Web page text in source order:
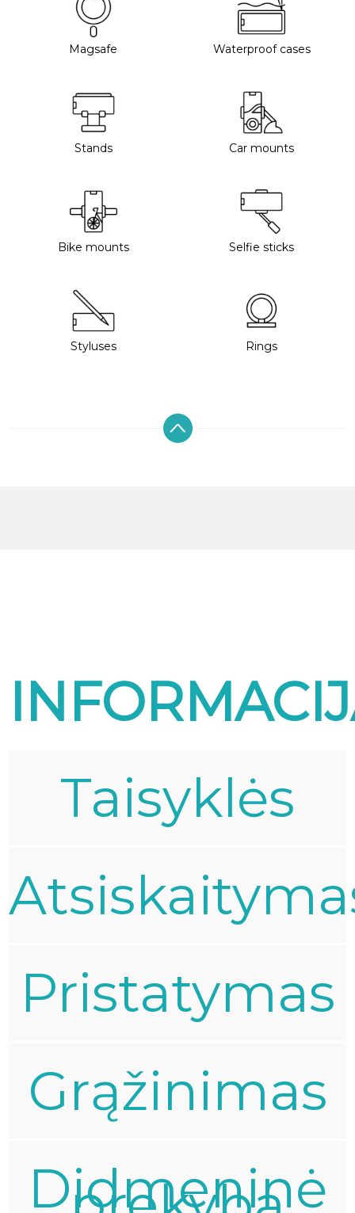
Magsafe Waterproof cases
Stands Car mounts
Bike mounts Selfie sticks
Styluses Rings
Taisyklės
Pristatymas
Grąžinimas
Didmeninė